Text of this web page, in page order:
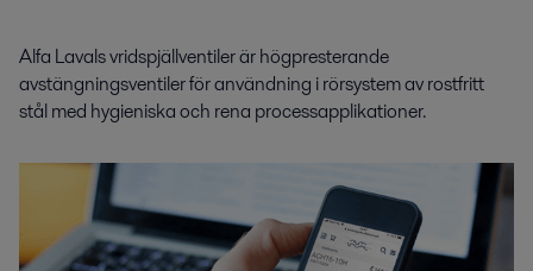
Alfa Lavals vridspjällventiler är högpresterande
avstängningsventiler för användning i rörsystem av rostfritt
stål med hygieniska och rena processapplikationer.